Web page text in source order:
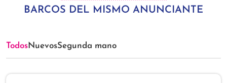
BARCOS DEL MISMO ANUNCIANTE
TodosNuevosSegunda mano